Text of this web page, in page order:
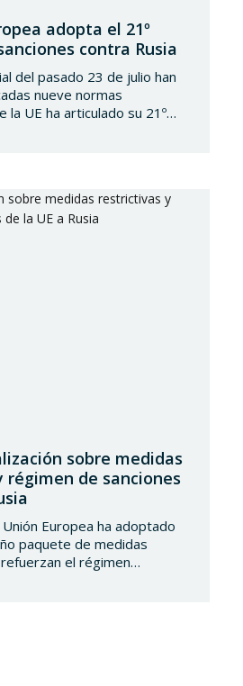
adopta el 21º
contra Rusia
del pasado 23 de julio han
nueve normas
la UE ha articulado su 21º
En…
sobre medidas
de sanciones
Europea ha adoptado
paquete de medidas
el régimen